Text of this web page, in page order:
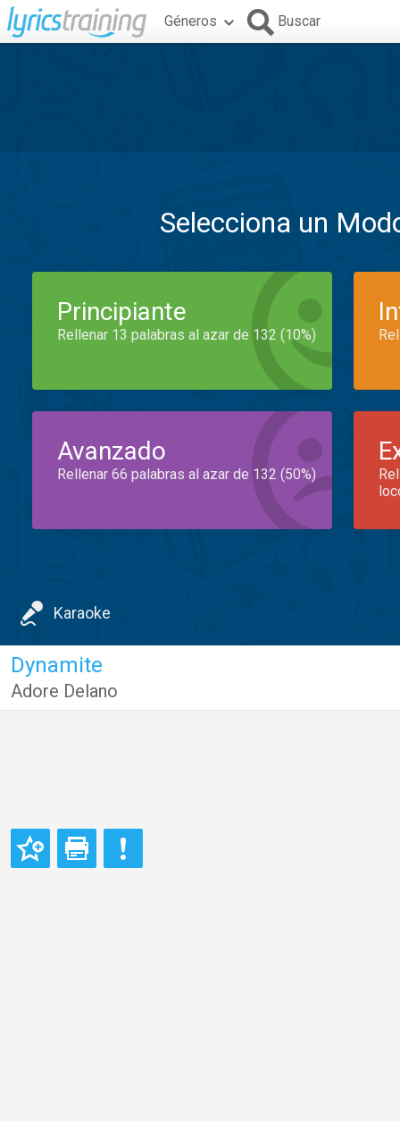
Géneros Buscar
Selecciona un
Principiante
Rellenar 13 palabras al azar de 132 (10%)
Avanzado
Rellenar 66 palabras al azar de 132 (50%)
Karaoke
Dynamite
Adore Delano